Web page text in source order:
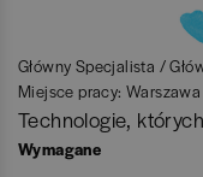
Główny Specjalista /
Miejsce pracy: Warszawa
Technologie,
Wymagane